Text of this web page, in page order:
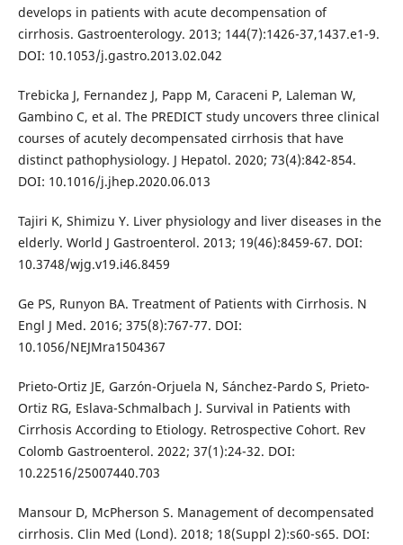
develops in patients with acute decompensation of
cirrhosis. Gastroenterology. 2013; 144(7):1426-37,1437.e1-9.
DOI: 10.1053/j.gastro.2013.02.042
Trebicka J, Fernandez J, Papp M, Caraceni P, Laleman W,
Gambino C, et al. The PREDICT study uncovers three clinical
courses of acutely decompensated cirrhosis that have
distinct pathophysiology. J Hepatol. 2020; 73(4):842-854.
DOI: 10.1016/j.jhep.2020.06.013
Tajiri K, Shimizu Y. Liver physiology and liver diseases in the
elderly. World J Gastroenterol. 2013; 19(46):8459-67. DOI:
10.3748/wjg.v19.i46.8459
Ge PS, Runyon BA. Treatment of Patients with Cirrhosis. N
Engl J Med. 2016; 375(8):767-77. DOI:
10.1056/NEJMra1504367
Prieto-Ortiz JE, Garzón-Orjuela N, Sánchez-Pardo S, Prieto-
Ortiz RG, Eslava-Schmalbach J. Survival in Patients with
Cirrhosis According to Etiology. Retrospective Cohort. Rev
Colomb Gastroenterol. 2022; 37(1):24-32. DOI:
10.22516/25007440.703
Mansour D, McPherson S. Management of decompensated
cirrhosis. Clin Med (Lond). 2018; 18(Suppl 2):s60-s65. DOI: